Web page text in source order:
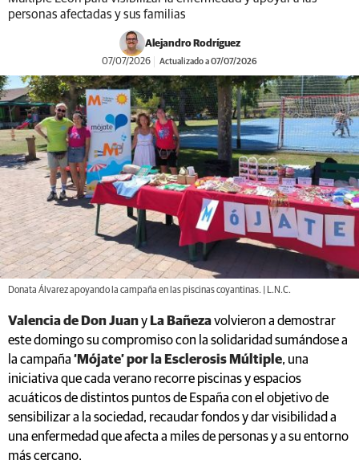
personas afectadas y sus familias
Alejandro Rodríguez
07/07/2026 Actualizado a 07/07/2026
Donata Álvarez apoyando la campaña en las piscinas coyantinas. | L.N.C.
Valencia de Don Juany La Bañezavolvieron a demostrar
este domingo su compromiso con la solidaridad sumándose a
la campaña ‘Mójate’ por la Esclerosis Múltiple, una
iniciativa que cada verano recorre piscinas y espacios
acuáticos de distintos puntos de España con el objetivo de
sensibilizar a la sociedad, recaudar fondos y dar visibilidad a
una enfermedad que afecta a miles de personas y a su entorno
más cercano.